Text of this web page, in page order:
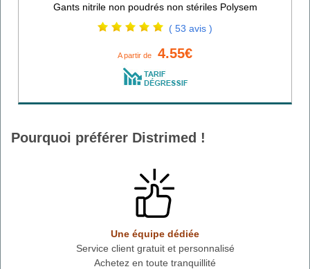
Gants nitrile non poudrés non stériles Polysem
( 53 avis )
A partir de 4.55€
Pourquoi préférer Distrimed !
Une équipe dédiée
Service client gratuit et personnalisé
Achetez en toute tranquillité